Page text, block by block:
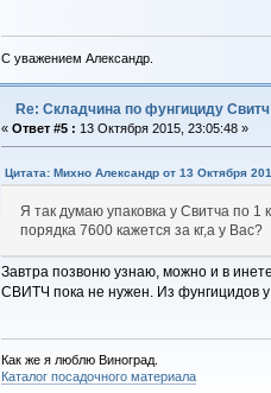
С уважением Александр.
Re: Складчина по фунгициду Свитч
« Ответ #5 : 13 Октября 2015, 23:05:48 »
Цитата: Михно Александр от 13 Октября
Я так думаю упаковка у Свитча по 1
порядка 7600 кажется за кг,а у Вас?
Завтра позвоню узнаю, можно и в
СВИТЧ пока не нужен. Из фунгицидов у
Как же я люблю Виноград.
Каталог посадочного материала